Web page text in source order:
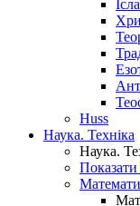
Huss
Наука. Техніка
Наука.
Показати